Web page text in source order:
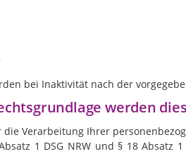
bei Inaktivität nach der
werden
Verarbeitung Ihrer
1 DSG NRW und § 18